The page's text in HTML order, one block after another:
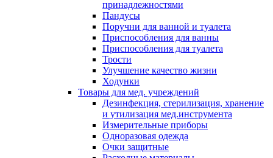
принадлежностями
Пандусы
Поручни для ванной и туалета
Приспособления для ванны
Приспособления для туалета
Трости
Улучшение качество жизни
Ходунки
Товары для мед. учреждений
Дезинфекция, стерилизация, хранение
и утилизация мед.инструмента
Измерительные приборы
Одноразовая одежда
Очки защитные